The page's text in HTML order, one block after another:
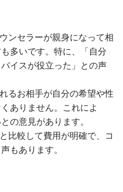
ンセラーが親身になって相
多いです。特に、「自分
イスが役立った」との声
るお相手が自分の希望や性
ありません。これによ
の意見があります。
比較して費用が明確で、コ
もあります。